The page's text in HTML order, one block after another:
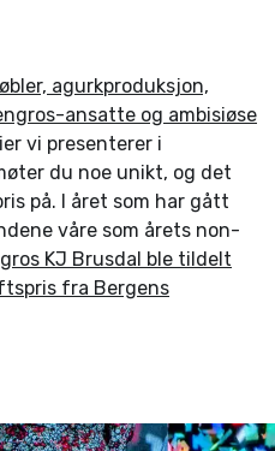
agurkproduksjon,
ansatte og ambisiøse
vi presenterer i
du noe unikt, og det
på. I året som har gått
våre som årets non-
KJ Brusdal ble tildelt
fra Bergens